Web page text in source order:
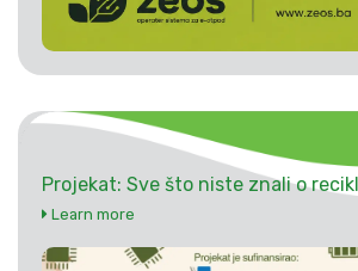
Projekat: Sve što niste znali o
Learn more